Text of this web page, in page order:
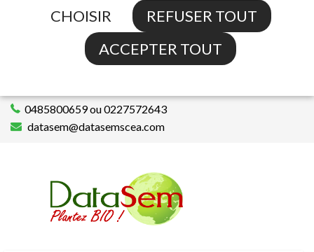
0485800659 ou 0227572643
datasem@datasemscea.com
CHOISIR
REFUSER TOUT
ACCEPTER TOUT